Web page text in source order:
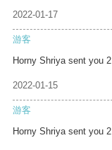
2022-01-17
游客
Horny Shriya sent you 2
2022-01-15
游客
Horny Shriya sent you 2